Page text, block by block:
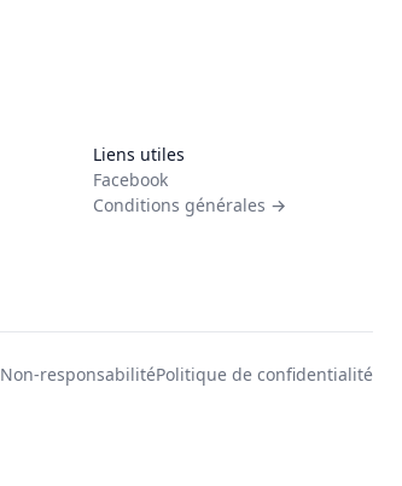
Liens utiles
Facebook
Conditions générales →
Non-responsabilitéPolitique de confidentialité